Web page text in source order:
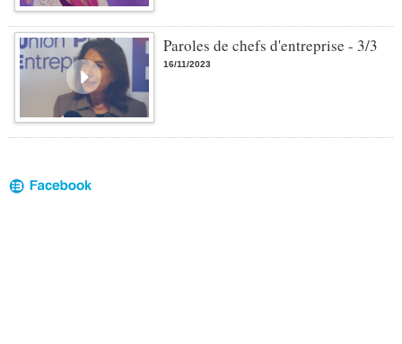
Paroles de chefs d'entreprise - 3/3
16/11/2023